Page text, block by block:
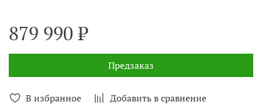
В избранное Добавить в сравнение
879 990 ₽
Предзаказ